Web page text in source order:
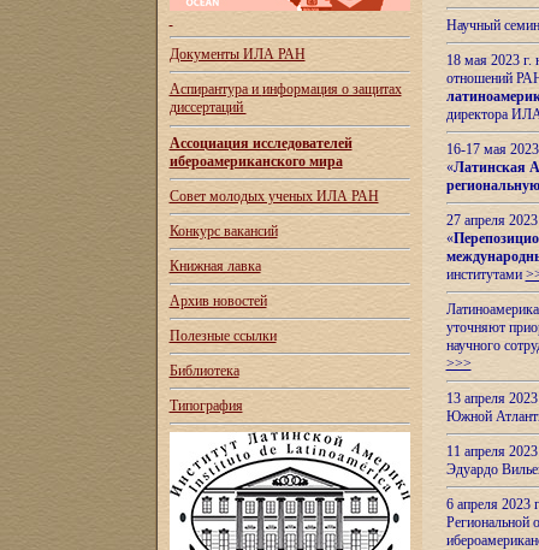
Документы ИЛА РАН
Аспирантура и информация о защитах
диссертаций
Ассоциация исследователей
ибероамериканского мира
Совет молодых ученых ИЛА РАН
Конкурс вакансий
Книжная лавка
Архив новостей
Полезные ссылки
Библиотека
Типография
Научный
18 мая 2023
отношений
директора
16-17 мая
«Латинская
27 апреля
«
институтами
уточняют
научного
>>>
13 апреля
Южной
11 апреля
Эдуардо
6 апреля
Региональной